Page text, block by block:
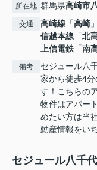
所在地 群馬県高崎市
交通 高崎線 「高崎
信越本線 「北
上信電鉄 「南
備考
セジュール八
家から徒歩4
す！こちらの
物件はアパー
めたい方は当
動産情報をい
セジュール八千